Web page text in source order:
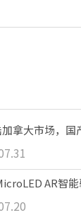
拿大市场，国
AR智能